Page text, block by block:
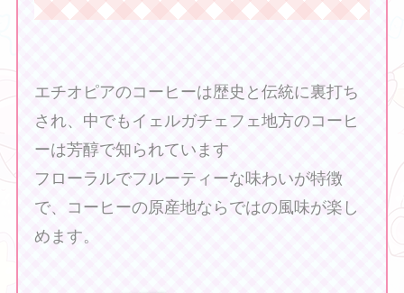
エチオピアのコーヒーは歴史と伝統に裏打ち
され、中でもイェルガチェフェ地方のコーヒ
ーは芳醇で知られています
フローラルでフルーティーな味わいが特徴
で、コーヒーの原産地ならではの風味が楽し
めます。